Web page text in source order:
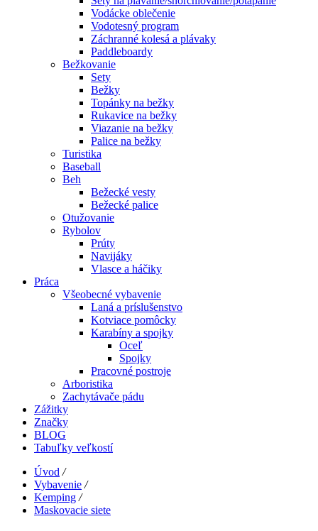
Vodácke oblečenie
Vodotesný program
Záchranné kolesá a plávaky
Paddleboardy
Bežkovanie
Sety
Bežky
Topánky na bežky
Rukavice na bežky
Viazanie na bežky
Palice na bežky
Turistika
Baseball
Beh
Bežecké vesty
Bežecké palice
Otužovanie
Rybolov
Prúty
Navijáky
Vlasce a háčiky
Práca
Všeobecné vybavenie
Laná a príslušenstvo
Kotviace pomôcky
Karabíny a spojky
Oceľ
Spojky
Pracovné postroje
Arboristika
Zachytávače pádu
Zážitky
Značky
BLOG
Tabuľky veľkostí
Úvod /
Vybavenie /
Kemping /
Maskovacie siete